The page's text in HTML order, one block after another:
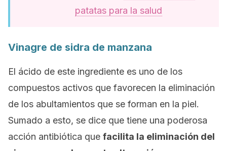
patatas para la salud
Vinagre de sidra de manzana
El ácido de este ingrediente es uno de los
compuestos activos que favorecen la eliminación
de los abultamientos que se forman en la piel.
Sumado a esto, se dice que tiene una poderosa
acción antibiótica que facilita la eliminación del